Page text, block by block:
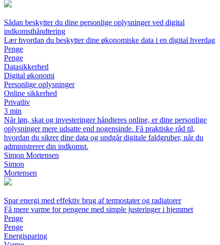
Sådan beskytter du dine personlige oplysninger ved digital
indkomsthåndtering
Lær hvordan du beskytter dine økonomiske data i en digital hverdag
Penge
Penge
Datasikkerhed
Digital økonomi
Personlige oplysninger
Online sikkerhed
Privatliv
3 min
Når løn, skat og investeringer håndteres online, er dine personlige
oplysninger mere udsatte end nogensinde. Få praktiske råd til,
hvordan du sikrer dine data og undgår digitale faldgruber, når du
administrerer din indkomst.
Simon Mortensen
Simon
Mortensen
Spar energi med effektiv brug af termostater og radiatorer
Få mere varme for pengene med simple justeringer i hjemmet
Penge
Penge
Energisparing